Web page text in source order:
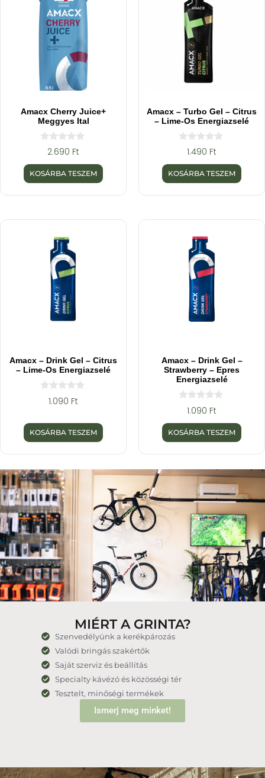
Amacx Cherry Juice+
Meggyes Ital
z
5
-
ő
2.690 Ft
KOSÁRBA TESZEM
Amacx – Turbo Gel – Citrus
– Lime-Os Energiazselé
z
5
-
ő
1.490 Ft
KOSÁRBA TESZEM
Amacx – Drink Gel – Citrus
– Lime-Os Energiazselé
5
-
l
1.090 Ft
KOSÁRBA TESZEM
Amacx – Drink Gel –
Strawberry – Epres
Energiazselé
z
5
-
ő
1.090 Ft
KOSÁRBA TESZEM
MIÉRT A GRINTA?
Szenvedélyünk a kerékpározás
Valódi bringás szakértők
Saját szerviz és beállítás
Specialty kávézó és közösségi tér
Tesztelt, minőségi termékek
Ismerj meg minket!